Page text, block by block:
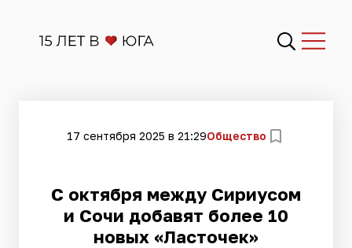
17 сентября 2025 в 21:29Общество
С октября между Сириусом
и Сочи добавят более 10
новых «Ласточек»